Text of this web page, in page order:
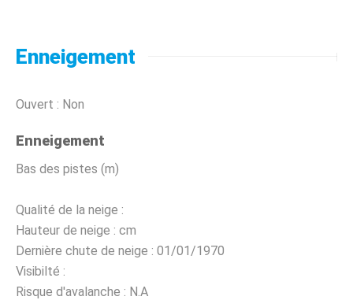
Enneigement
Ouvert : Non
Enneigement
Bas des pistes (m)
Qualité de la neige :
Hauteur de neige : cm
Dernière chute de neige : 01/01/1970
Visibilté :
Risque d'avalanche : N.A